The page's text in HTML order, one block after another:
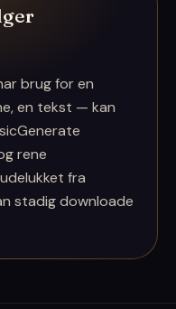
brug for en
en tekst — kan
rene
fra
stadig downloade